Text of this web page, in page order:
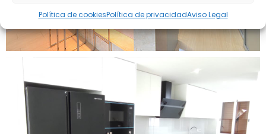
Política de cookiesPolítica de privacidadAviso Legal